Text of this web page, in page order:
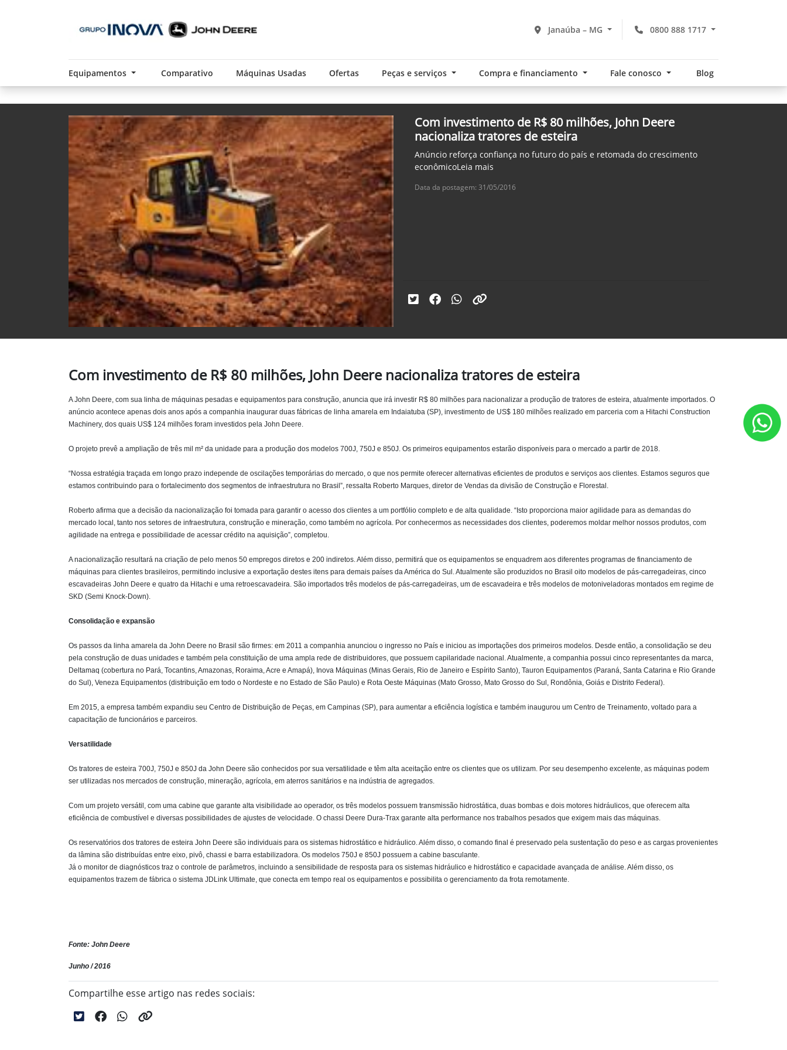
0800 888 1717
Janaúba – MG
Equipamentos Comparativo Máquinas Usadas Ofertas Peças e serviços Compra e financiamento Fale conosco Blog
Com investimento de R$ 80 milhões, John Deere
nacionaliza tratores de esteira
Anúncio reforça confiança no futuro do país e retomada do crescimento
econômicoLeia mais
Data da postagem: 31/05/2016
Com investimento de R$ 80 milhões, John Deere nacionaliza tratores de esteira
A John Deere, com sua linha de máquinas pesadas e equipamentos para construção, anuncia que irá investir R$ 80 milhões para nacionalizar a produção de tratores de esteira, atualmente importados. O
anúncio acontece apenas dois anos após a companhia inaugurar duas fábricas de linha amarela em Indaiatuba (SP), investimento de US$ 180 milhões realizado em parceria com a Hitachi Construction
Machinery, dos quais US$ 124 milhões foram investidos pela John Deere.
O projeto prevê a ampliação de três mil m² da unidade para a produção dos modelos 700J, 750J e 850J. Os primeiros equipamentos estarão disponíveis para o mercado a partir de 2018.
“Nossa estratégia traçada em longo prazo independe de oscilações temporárias do mercado, o que nos permite oferecer alternativas eficientes de produtos e serviços aos clientes. Estamos seguros que
estamos contribuindo para o fortalecimento dos segmentos de infraestrutura no Brasil”, ressalta Roberto Marques, diretor de Vendas da divisão de Construção e Florestal.
Roberto afirma que a decisão da nacionalização foi tomada para garantir o acesso dos clientes a um portfólio completo e de alta qualidade. “Isto proporciona maior agilidade para as demandas do
mercado local, tanto nos setores de infraestrutura, construção e mineração, como também no agrícola. Por conhecermos as necessidades dos clientes, poderemos moldar melhor nossos produtos, com
agilidade na entrega e possibilidade de acessar crédito na aquisição”, completou.
A nacionalização resultará na criação de pelo menos 50 empregos diretos e 200 indiretos. Além disso, permitirá que os equipamentos se enquadrem aos diferentes programas de financiamento de
máquinas para clientes brasileiros, permitindo inclusive a exportação destes itens para demais países da América do Sul. Atualmente são produzidos no Brasil oito modelos de pás-carregadeiras, cinco
escavadeiras John Deere e quatro da Hitachi e uma retroescavadeira. São importados três modelos de pás-carregadeiras, um de escavadeira e três modelos de motoniveladoras montados em regime de
SKD (Semi Knock-Down).
Consolidação e expansão
Os passos da linha amarela da John Deere no Brasil são firmes: em 2011 a companhia anunciou o ingresso no País e iniciou as importações dos primeiros modelos. Desde então, a consolidação se deu
pela construção de duas unidades e também pela constituição de uma ampla rede de distribuidores, que possuem capilaridade nacional. Atualmente, a companhia possui cinco representantes da marca,
Deltamaq (cobertura no Pará, Tocantins, Amazonas, Roraima, Acre e Amapá), Inova Máquinas (Minas Gerais, Rio de Janeiro e Espírito Santo), Tauron Equipamentos (Paraná, Santa Catarina e Rio Grande
do Sul), Veneza Equipamentos (distribuição em todo o Nordeste e no Estado de São Paulo) e Rota Oeste Máquinas (Mato Grosso, Mato Grosso do Sul, Rondônia, Goiás e Distrito Federal).
Em 2015, a empresa também expandiu seu Centro de Distribuição de Peças, em Campinas (SP), para aumentar a eficiência logística e também inaugurou um Centro de Treinamento, voltado para a
capacitação de funcionários e parceiros.
Versatilidade
Os tratores de esteira 700J, 750J e 850J da John Deere são conhecidos por sua versatilidade e têm alta aceitação entre os clientes que os utilizam. Por seu desempenho excelente, as máquinas podem
ser utilizadas nos mercados de construção, mineração, agrícola, em aterros sanitários e na indústria de agregados.
Com um projeto versátil, com uma cabine que garante alta visibilidade ao operador, os três modelos possuem transmissão hidrostática, duas bombas e dois motores hidráulicos, que oferecem alta
eficiência de combustível e diversas possibilidades de ajustes de velocidade. O chassi Deere Dura-Trax garante alta performance nos trabalhos pesados que exigem mais das máquinas.
Os reservatórios dos tratores de esteira John Deere são individuais para os sistemas hidrostático e hidráulico. Além disso, o comando final é preservado pela sustentação do peso e as cargas provenientes
da lâmina são distribuídas entre eixo, pivô, chassi e barra estabilizadora. Os modelos 750J e 850J possuem a cabine basculante.
Já o monitor de diagnósticos traz o controle de parâmetros, incluindo a sensibilidade de resposta para os sistemas hidráulico e hidrostático e capacidade avançada de análise. Além disso, os
equipamentos trazem de fábrica o sistema JDLink Ultimate, que conecta em tempo real os equipamentos e possibilita o gerenciamento da frota remotamente.
Fonte: John Deere
Junho / 2016
Compartilhe esse artigo nas redes sociais: